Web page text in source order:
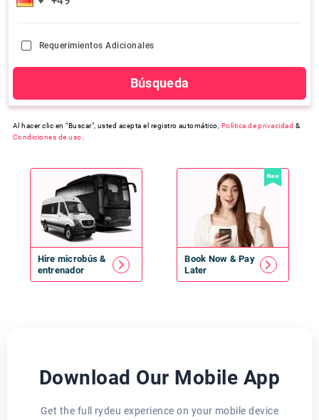
Requerimientos Adicionales
Búsqueda
Al hacer clic en "Buscar", usted acepta el registro automático, Política de privacidad &
Condiciones de uso
Hire microbús &
entrenador
New
Book Now & Pay
Later
Download Our Mobile App
Get the full rydeu experience on your mobile device